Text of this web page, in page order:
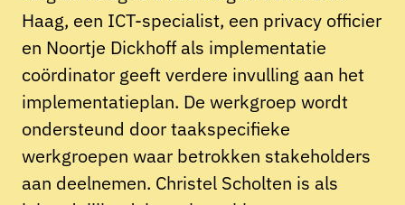
Haag, een ICT-specialist, een privacy officier
en Noortje Dickhoff als implementatie
coördinator geeft verdere invulling aan het
implementatieplan. De werkgroep wordt
ondersteund door taakspecifieke
werkgroepen waar betrokken stakeholders
aan deelnemen. Christel Scholten is als